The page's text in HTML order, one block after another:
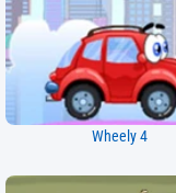
Wheely 4